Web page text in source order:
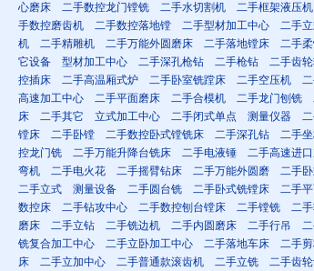
心磨床
二手数控龙门镗铣 二手水切割机 二手框架液压机
手数控磨齿机
二手数控落地镗 二手型材加工中心 二手
机
二手精雕机 二手万能外圆磨床 二手落地镗床 二手
它设备
型材加工中心 二手深孔枪钻 二手枪钻 二手齿
控插床
二手高温厢式炉 二手卧室铣蹚床 二手空压机
高速加工中心
二手平面磨床 二手合模机 二手龙门刨铣
床
二手其它 立式加工中心 二手闭式单点 测量仪器
镗床
二手卧镗 二手数控卧式镗铣床 二手深孔钻 二手
控龙门铣
二手万能升降台铣床 二手电液锤 二手高速进
弯机
二手电火花 二手摇臂钻床 二手万能外圆磨 二手
二手立式
测量设备 二手圆台铣 二手卧式铣镗床 二手
数控床
二手钻攻中心 二手数控刨台镗床 二手镗铣 二
磨床
二手立钻 二手铣边机 二手内圆磨床 二手行吊
铣复合加工中心
二手立卧加工中心 二手落地车床 二手
床
二手立加中心 二手普通款滚齿机 二手立铣 二手齿